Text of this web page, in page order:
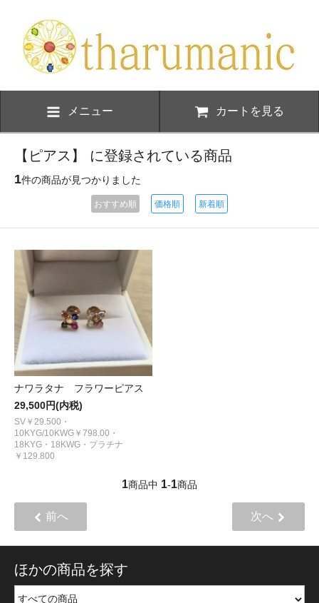
メニュー カートを見る
【ピアス】 に登録されている商品
1件の商品が見つかりました
おすすめ順 価格順 新着順
ナワラタナ フラワーピアス
29,500円(内税)
SV￥29.500・
10KYG/10KWG￥798.00・
18KYG・18KWG・プラチナ
￥129.800
1商品中 1-1商品
前へ 次へ
ほかの商品を探す